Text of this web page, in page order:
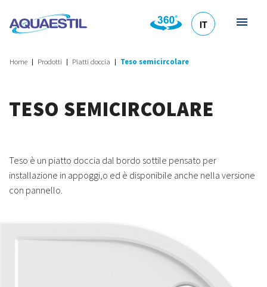
IT
Home Prodotti Piatti doccia Teso semicircolare
TESO SEMICIRCOLARE
Teso è un piatto doccia dal bordo sottile pensato per
installazione in appoggi,o ed è disponibile anche nella versione
con pannello.